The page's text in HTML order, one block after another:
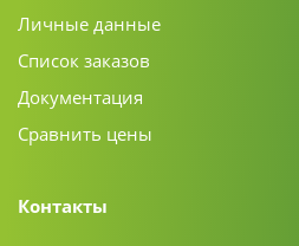
Личные данные
Список заказов
Документация
Сравнить цены
Контакты